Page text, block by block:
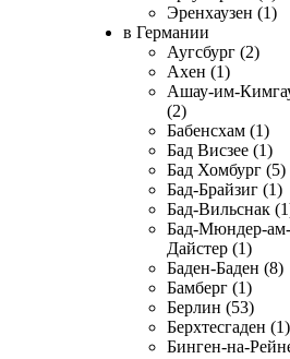
Эренхаузен (1)
в Германии
Аугсбург (2)
Ахен (1)
Ашау-им-
(2)
Бабенсхам (1)
Бад Висзее (1)
Бад Хомбург (5)
Бад-Брайзиг (1)
Бад-Вильснак
Бад-Мюндер-ам-
Дайстер (1)
Баден-Баден (8)
Бамберг (1)
Берлин (53)
Берхтесгаден (1)
Бинген-на-